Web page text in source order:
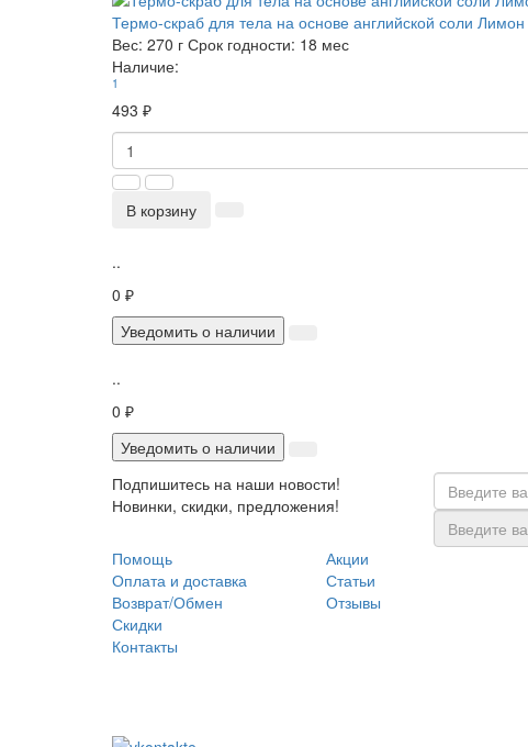
Термо-скраб для тела на основе английской соли
Вес: 270 г Срок годности: 18 мес
Наличие:
1
493 ₽
В корзину
..
0 ₽
Уведомить о наличии
..
0 ₽
Уведомить о наличии
Подпишитесь на наши новости!
Новинки, скидки, предложения!
Помощь
Оплата и доставка
Возврат/Обмен
Скидки
Контакты
Акции
Статьи
Отзывы